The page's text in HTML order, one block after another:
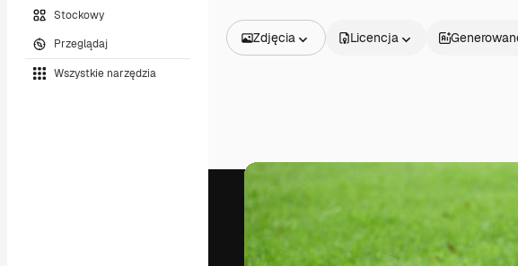
Stockowy
Przeglądaj
Wszystkie narzędzia
Zdjęcia
Filmy
Klipy wideo
Ruchome grafiki
Szablony wideo
Modele 3D
Czcionki
Licencja